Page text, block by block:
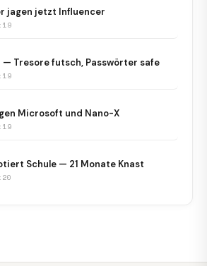
jagen jetzt Influencer
— Tresore futsch, Passwörter safe
Microsoft und Nano-X
Schule — 21 Monate Knast